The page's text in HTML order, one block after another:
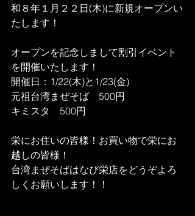
和８年１月２２日(木)に新規オープンい
たします！
オープンを記念しまして割引イベント
を開催いたします！
開催日：1/22(木)と1/23(金)
元祖台湾まぜそば　500円
キミスタ　500円
栄にお住いの皆様！お買い物で栄にお
越しの皆様！
台湾まぜそばはなび栄店をどうぞよろ
しくお願いします！！